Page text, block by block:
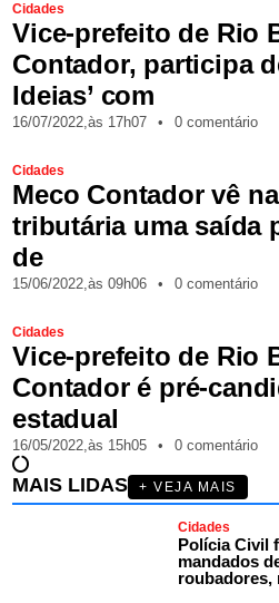
Cidades
Vice-prefeito de Rio
Contador, participa
Ideias’ com
16/07/2022,às 17h07 • 0 comentário
Cidades
Meco Contador vê
tributária uma saída
de
15/06/2022,às 09h06 • 0 comentário
Cidades
Vice-prefeito de Rio
Contador é pré-
estadual
16/05/2022,às 15h05 • 0 comentário
MAIS LIDAS + VEJA MAIS
Cidades
Polícia Civil
mandados
roubadores,